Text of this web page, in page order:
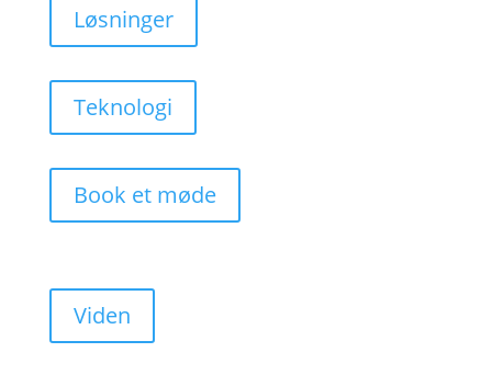
Løsninger
Teknologi
Book et møde
Viden